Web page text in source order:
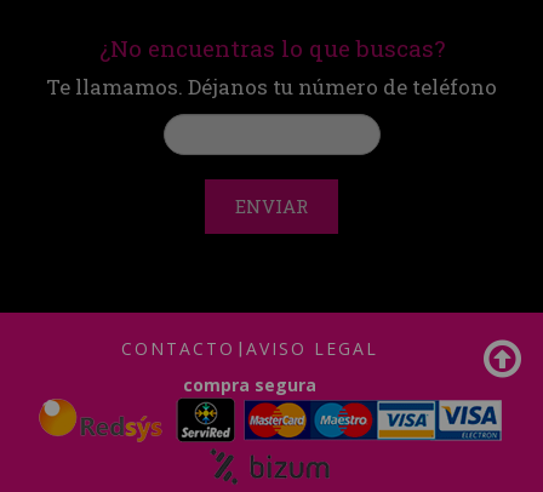
¿No encuentras lo que buscas?
Te llamamos. Déjanos tu número de teléfono
ENVIAR
CONTACTO | AVISO LEGAL
compra segura